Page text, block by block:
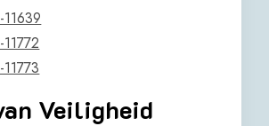
Veiligheid